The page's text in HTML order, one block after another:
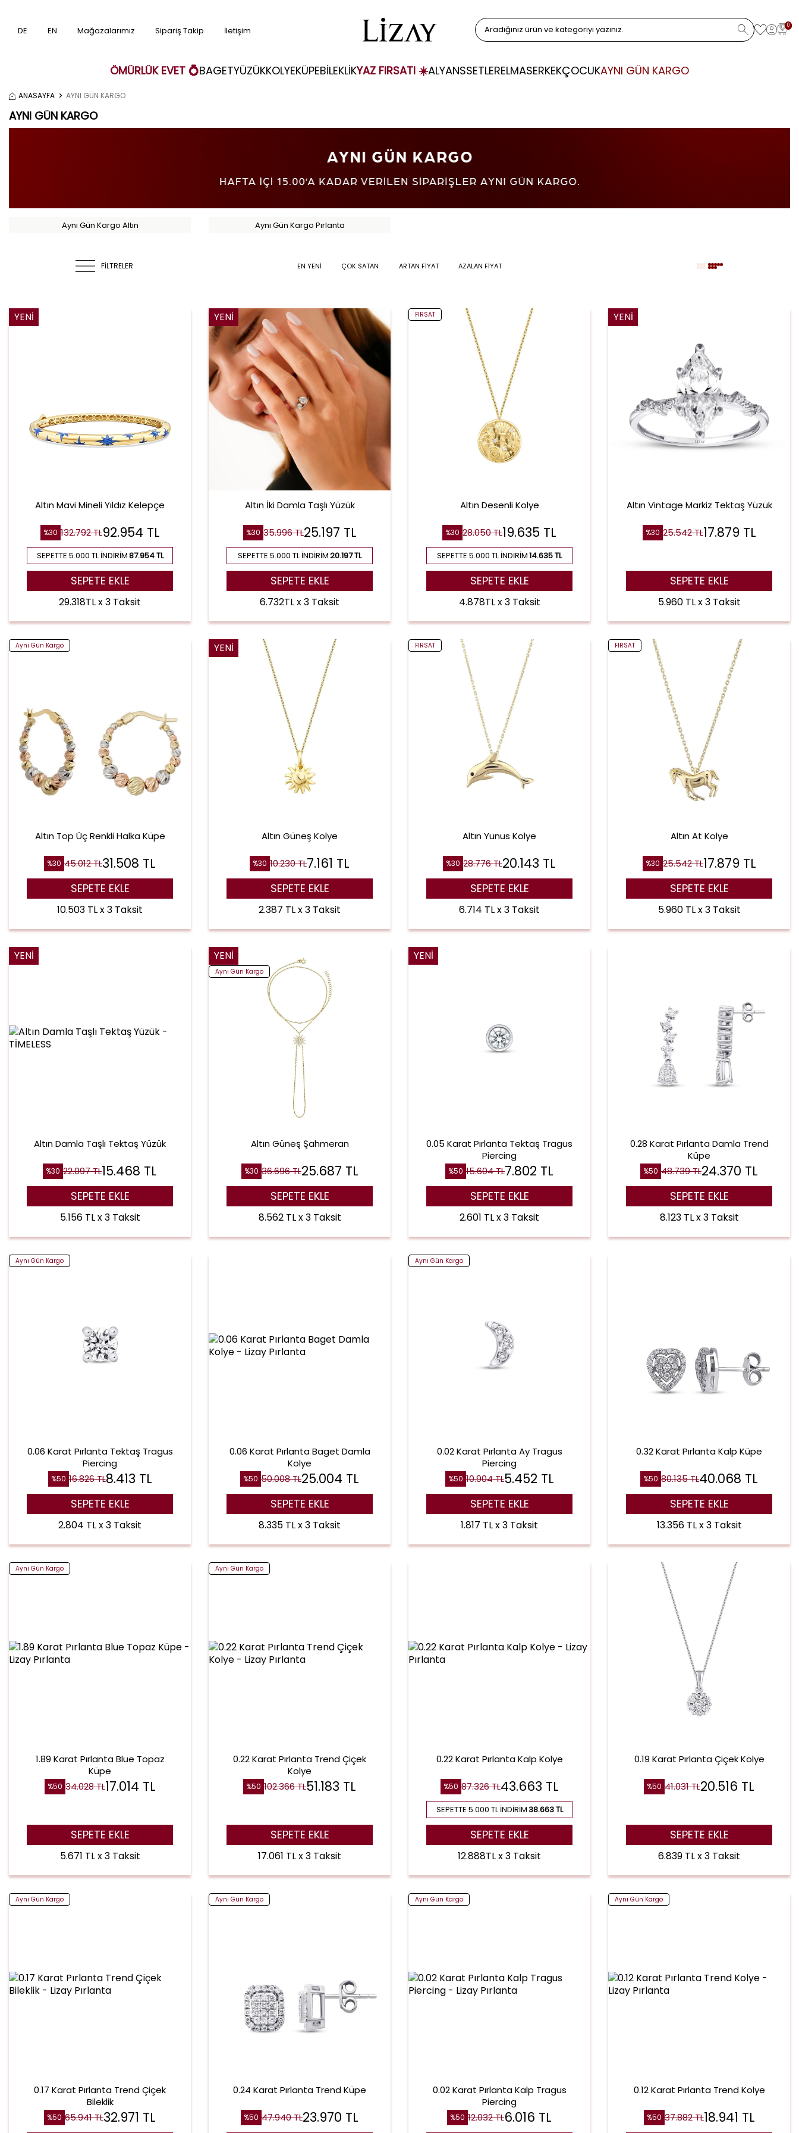
DE EN Mağazalarımız Sipariş Takip İletişim 0
ÖMÜRLÜK EVET 💍BAGETYÜZÜKKOLYEKÜPEBİLEKLİKYAZ FIRSATI ☀️ALYANSSETLERELMASERKEKÇOCUKAYNI GÜN KARGO
ANASAYFA AYNI GÜN KARGO
AYNI GÜN KARGO
Aynı Gün Kargo Altın Aynı Gün Kargo Pırlanta
FİLTRELER EN YENİ ÇOK SATAN ARTAN FİYAT AZALAN FİYAT
YENI
Altın Mavi Mineli Yıldız Kelepçe
%30 132.792TL92.954 TL
SEPETTE 5.000 TL İNDIRIM87.954 TL
SEPETE EKLE
29.318TL x 3 Taksit
YENI
Altın İki Damla Taşlı Yüzük
%30 35.996TL25.197 TL
SEPETTE 5.000 TL İNDIRIM20.197 TL
SEPETE EKLE
6.732TL x 3 Taksit
FIRSAT
Altın Desenli Kolye
%30 28.050TL19.635 TL
SEPETTE 5.000 TL İNDIRIM14.635 TL
SEPETE EKLE
4.878TL x 3 Taksit
YENI
Altın Vintage Markiz Tektaş Yüzük
%30 25.542TL17.879 TL
SEPETE EKLE
5.960 TL x 3 Taksit
Aynı Gün Kargo
Altın Top Üç Renkli Halka Küpe
%30 45.012TL31.508 TL
SEPETE EKLE
10.503 TL x 3 Taksit
YENI
Altın Güneş Kolye
%30 10.230TL7.161 TL
SEPETE EKLE
2.387 TL x 3 Taksit
FIRSAT
Altın Yunus Kolye
%30 28.776TL20.143 TL
SEPETE EKLE
6.714 TL x 3 Taksit
FIRSAT
Altın At Kolye
%30 25.542TL17.879 TL
SEPETE EKLE
5.960 TL x 3 Taksit
YENI
Altın Damla Taşlı Tektaş Yüzük
%30 22.097TL15.468 TL
SEPETE EKLE
5.156 TL x 3 Taksit
YENI
Aynı Gün Kargo
Altın Güneş Şahmeran
%30 36.696TL25.687 TL
SEPETE EKLE
8.562 TL x 3 Taksit
YENI
0.05 Karat Pırlanta Tektaş Tragus
Piercing
%50 15.604TL7.802 TL
SEPETE EKLE
2.601 TL x 3 Taksit
0.28 Karat Pırlanta Damla Trend
Küpe
%50 48.739TL24.370 TL
SEPETE EKLE
8.123 TL x 3 Taksit
Aynı Gün Kargo
0.06 Karat Pırlanta Tektaş Tragus
Piercing
%50 16.826TL8.413 TL
SEPETE EKLE
2.804 TL x 3 Taksit
0.06 Karat Pırlanta Baget Damla
Kolye
%50 50.008TL25.004 TL
SEPETE EKLE
8.335 TL x 3 Taksit
Aynı Gün Kargo
0.02 Karat Pırlanta Ay Tragus
Piercing
%50 10.904TL5.452 TL
SEPETE EKLE
1.817 TL x 3 Taksit
0.32 Karat Pırlanta Kalp Küpe
%50 80.135TL40.068 TL
SEPETE EKLE
13.356 TL x 3 Taksit
Aynı Gün Kargo
1.89 Karat Pırlanta Blue Topaz
Küpe
%50 34.028TL17.014 TL
SEPETE EKLE
5.671 TL x 3 Taksit
Aynı Gün Kargo
0.22 Karat Pırlanta Trend Çiçek
Kolye
%50 102.366TL51.183 TL
SEPETE EKLE
17.061 TL x 3 Taksit
0.22 Karat Pırlanta Kalp Kolye
%50 87.326TL43.663 TL
SEPETTE 5.000 TL İNDIRIM38.663 TL
SEPETE EKLE
12.888TL x 3 Taksit
0.19 Karat Pırlanta Çiçek Kolye
%50 41.031TL20.516 TL
SEPETE EKLE
6.839 TL x 3 Taksit
Aynı Gün Kargo
0.17 Karat Pırlanta Trend Çiçek
Bileklik
%50 65.941TL32.971 TL
Aynı Gün Kargo
0.24 Karat Pırlanta Trend Küpe
%50 47.940TL23.970 TL
Aynı Gün Kargo
0.02 Karat Pırlanta Kalp Tragus
Piercing
%50 12.032TL6.016 TL
Aynı Gün Kargo
0.12 Karat Pırlanta Trend Kolye
%50 37.882TL18.941 TL